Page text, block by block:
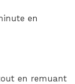
en
en remuant